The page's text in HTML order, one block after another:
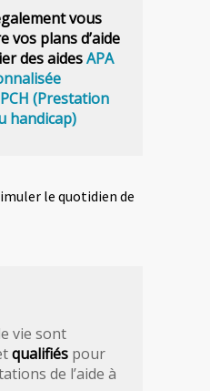
vous
vos plans d’aide
des aidesAPA
PCH (Prestation
handicap)
le quotidien de
vie sont
qualifiés pour
de l’aide à